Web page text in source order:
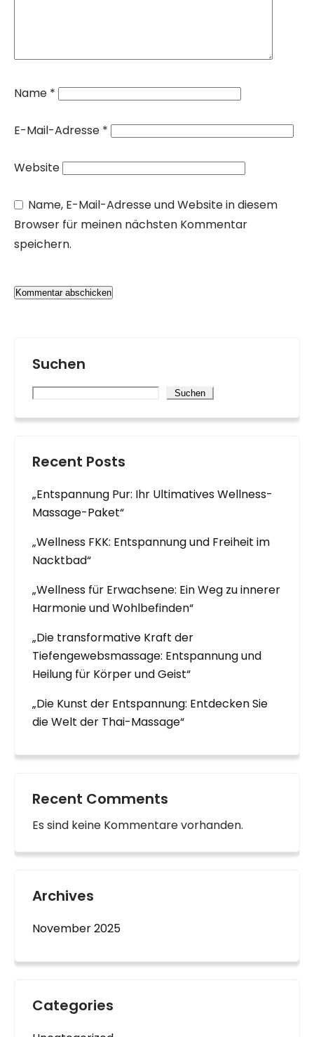
Name *
E-Mail-Adresse *
Website
Name, E-Mail-Adresse und Website in diesem
Browser für meinen nächsten Kommentar
speichern.
Suchen
Suchen
Recent Posts
„Entspannung Pur: Ihr Ultimatives Wellness-
Massage-Paket“
„Wellness FKK: Entspannung und Freiheit im
Nacktbad“
„Wellness für Erwachsene: Ein Weg zu innerer
Harmonie und Wohlbefinden“
„Die transformative Kraft der
Tiefengewebsmassage: Entspannung und
Heilung für Körper und Geist“
„Die Kunst der Entspannung: Entdecken Sie
die Welt der Thai-Massage“
Recent Comments
Es sind keine Kommentare vorhanden.
Archives
November 2025
Categories